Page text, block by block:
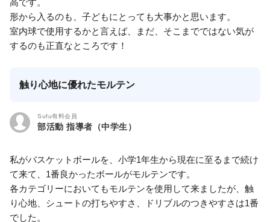
高です。
形から入るのも、子どもにとっても大事かと思います。
室内球で使用するかと言えば、まだ、そこまでではない気が
するのも正直なところです！
触り心地に優れたモルテン
Sufu有料会員
部活動 指導者（中学生）
私がバスケットボールを、小学1年生から現在に至るまで続け
て来て、1番良かったボールがモルテンです。
各カテゴリーにおいてもモルテンを使用して来ましたが、触
り心地、シュートの打ちやすさ、ドリブルのつきやすさは1番
でした。